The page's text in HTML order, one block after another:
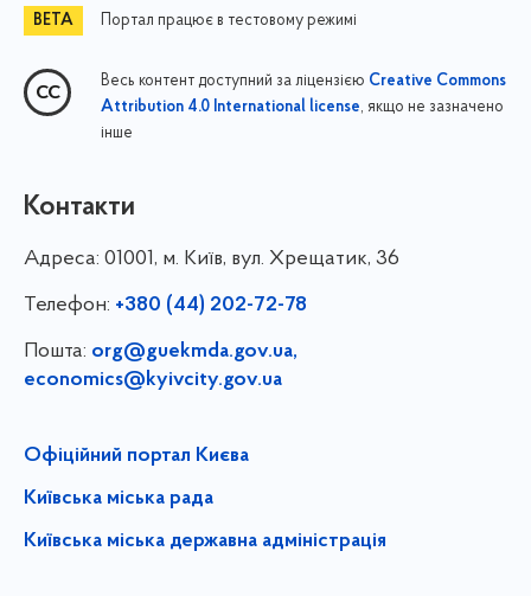
Портал працює в тестовому режимі
Весь контент доступний за ліцензією Creative Commons
Attribution 4.0 International license, якщо не зазначено
інше
Контакти
Адреса: 01001, м. Київ, вул. Хрещатик, 36
Телефон: +380 (44) 202-72-78
Пошта: org@guekmda.gov.ua,
economics@kyivcity.gov.ua
Офіційний портал Києва
Київська міська рада
Київська міська державна адміністрація